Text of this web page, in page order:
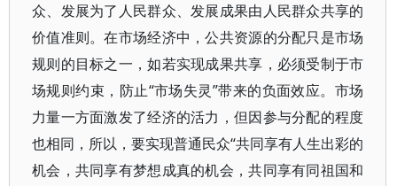
众、发展为了人民群众、发展成果由人民群众共享的
价值准则。在市场经济中，公共资源的分配只是市场
规则的目标之一，如若实现成果共享，必须受制于市
场规则约束，防止“市场失灵”带来的负面效应。市场
力量一方面激发了经济的活力，但因参与分配的程度
也相同，所以，要实现普通民众“共同享有人生出彩的
机会，共同享有梦想成真的机会，共同享有同祖国和